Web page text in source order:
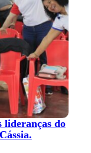
lideranças do